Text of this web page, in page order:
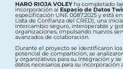
HARO RIOJA VOLEYha completado
incorporación al Espacio de Datos
especificación UNE 0087:2025 y está
Lista de Confianza del CRED), una
intercambio seguro, interoperable y
organizaciones, impulsando nuevos
avanzados de colaboración.
Durante el proyecto se identificaron
potencial de compartición, se
y organizativos para su integración y
datos necesarios para su incorporación